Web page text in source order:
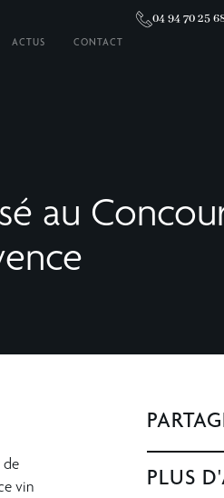
ACTUS CONTACT
04 94 70 25
au
de
vin
PLUS